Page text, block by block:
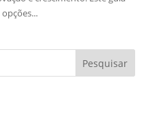
Pesquisar